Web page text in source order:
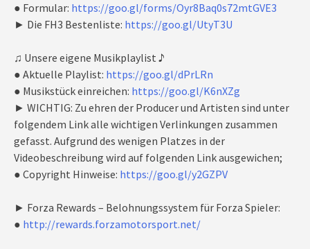
● Formular: https://goo.gl/forms/Oyr8Baq0s72mtGVE3
► Die FH3 Bestenliste: https://goo.gl/UtyT3U
♫ Unsere eigene Musikplaylist ♪
● Aktuelle Playlist: https://goo.gl/dPrLRn
● Musikstück einreichen: https://goo.gl/K6nXZg
► WICHTIG: Zu ehren der Producer und Artisten sind unter
folgendem Link alle wichtigen Verlinkungen zusammen
gefasst. Aufgrund des wenigen Platzes in der
Videobeschreibung wird auf folgenden Link ausgewichen;
● Copyright Hinweise: https://goo.gl/y2GZPV
► Forza Rewards – Belohnungssystem für Forza Spieler:
● http://rewards.forzamotorsport.net/